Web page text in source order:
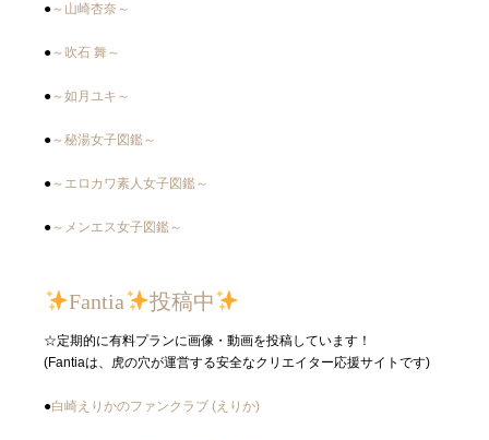
●～山崎杏奈～
●～吹石 舞～
●～如月ユキ～
●～秘湯女子図鑑～
●～エロカワ素人女子図鑑～
●～メンエス女子図鑑～
Fantia 投稿中
☆定期的に有料プランに画像・動画を投稿しています！
(Fantiaは、虎の穴が運営する安全なクリエイター応援サイトです)
●白崎えりかのファンクラブ (えりか)